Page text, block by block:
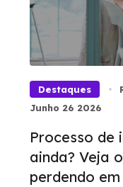
Destaques
Junho 26 2026
Processo de
ainda? Veja
perdendo